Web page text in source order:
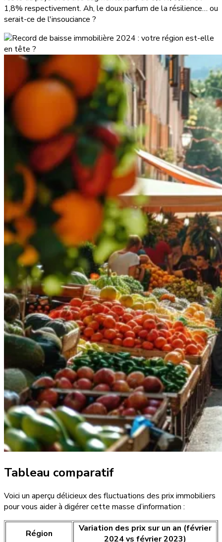
1,8% respectivement. Ah, le doux parfum de la résilience… ou
serait-ce de l'insouciance ?
Tableau comparatif
Voici un aperçu délicieux des fluctuations des prix immobiliers
pour vous aider à digérer cette masse d’information :
Région
Variation des prix sur un an (février
2024 vs février 2023)